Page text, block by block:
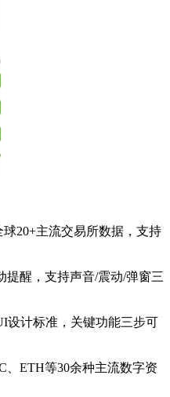
20+主流交易所数据，支持
提醒，支持声音/震动/弹窗三
设计标准，关键功能三步可
、ETH等30余种主流数字资